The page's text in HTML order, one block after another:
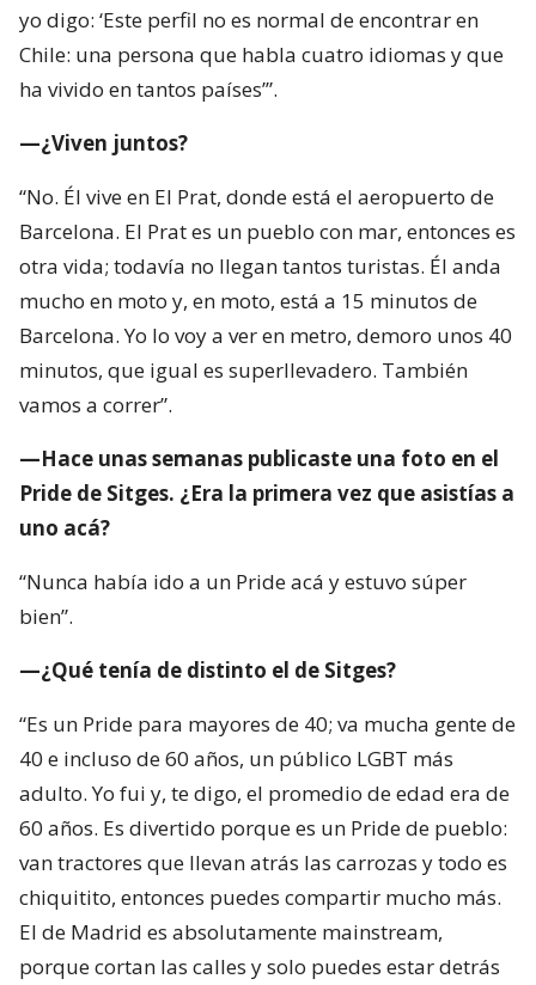
yo digo: ‘Este perfil no es normal de encontrar en
Chile: una persona que habla cuatro idiomas y que
ha vivido en tantos países’”.
—¿Viven juntos?
“No. Él vive en El Prat, donde está el aeropuerto de
Barcelona. El Prat es un pueblo con mar, entonces es
otra vida; todavía no llegan tantos turistas. Él anda
mucho en moto y, en moto, está a 15 minutos de
Barcelona. Yo lo voy a ver en metro, demoro unos 40
minutos, que igual es superllevadero. También
vamos a correr”.
—Hace unas semanas publicaste una foto en el
Pride de Sitges. ¿Era la primera vez que asistías a
uno acá?
“Nunca había ido a un Pride acá y estuvo súper
bien”.
—¿Qué tenía de distinto el de Sitges?
“Es un Pride para mayores de 40; va mucha gente de
40 e incluso de 60 años, un público LGBT más
adulto. Yo fui y, te digo, el promedio de edad era de
60 años. Es divertido porque es un Pride de pueblo:
van tractores que llevan atrás las carrozas y todo es
chiquitito, entonces puedes compartir mucho más.
El de Madrid es absolutamente mainstream,
porque cortan las calles y solo puedes estar detrás